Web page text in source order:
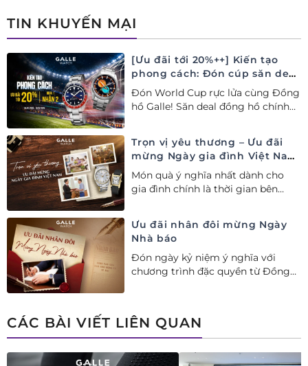
TIN KHUYẾN MẠI
[Ưu đãi tới 20%++] Kiến tạo
phong cách: Đón cúp săn deal
– Siêu ưu đãi đồng hành cùng
World Cup
Đón World Cup rực lửa cùng Đồng
hồ Galle! Săn deal đồng hồ chính
Trọn vị yêu thương – Ưu đãi
mừng Ngày gia đình Việt Nam
28/06
Món quà ý nghĩa nhất dành cho
gia đình chính là thời gian bên
Gia đình Việt Nam.
Ưu đãi nhân đôi mừng Ngày
Nhà báo
Đón ngày kỷ niệm ý nghĩa với
chương trình đặc quyền từ Đồng
CÁC BÀI VIẾT LIÊN QUAN